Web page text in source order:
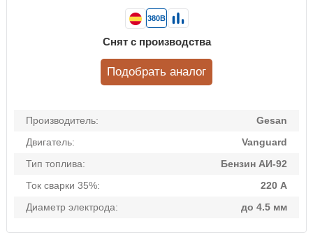
Производитель:
Gesan
Двигатель:
Vanguard
Тип топлива:
Бензин АИ-92
Ток сварки 35%:
220 А
Диаметр электрода:
до 4.5 мм
380В
Снят с производства
Подобрать аналог